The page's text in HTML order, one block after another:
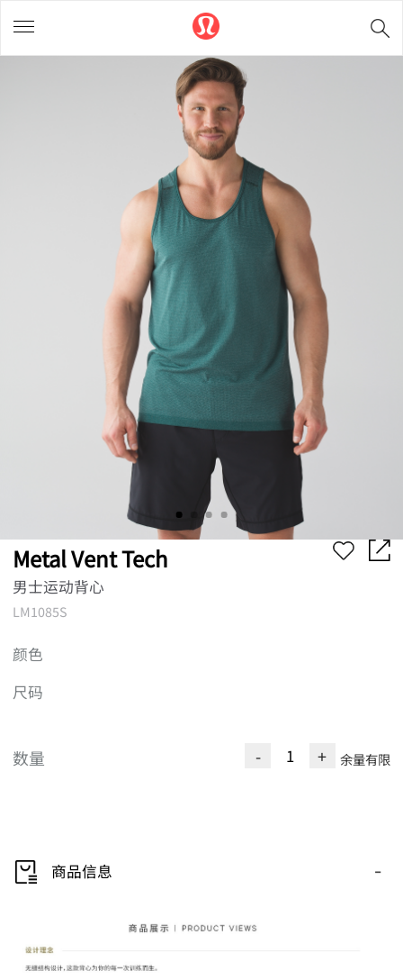
Metal Vent Tech
男士运动背心
LM1085S
颜色
尺码
数量 - + 余量有限
商品信息 -